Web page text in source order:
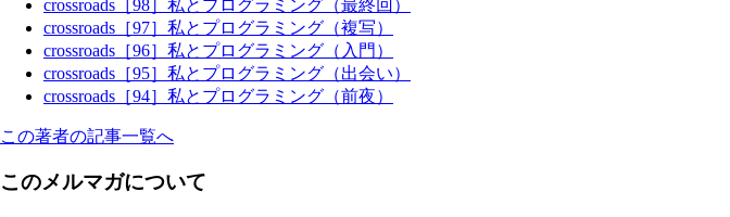
crossroads［98］私とプログラミング（最終回）
crossroads［97］私とプログラミング（複写）
crossroads［96］私とプログラミング（入門）
crossroads［95］私とプログラミング（出会い）
crossroads［94］私とプログラミング（前夜）
この著者の記事一覧へ
このメルマガについて